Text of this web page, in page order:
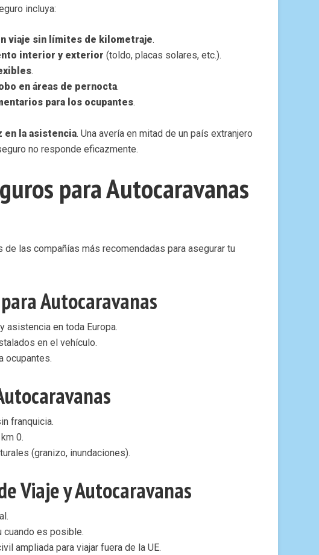
incluya:
viaje sin límites de kilometraje.
interior y exterior (toldo, placas solares, etc.).
.
en áreas de pernocta.
para los ocupantes.
en la asistencia. Una avería en mitad de un país extranjero
no responde eficazmente.
para Autocaravanas
de las compañías más recomendadas para asegurar tu
Autocaravanas
asistencia en toda Europa.
en el vehículo.
ocupantes.
franquicia.
0.
(granizo, inundaciones).
Viaje y Autocaravanas
cuando es posible.
ampliada para viajar fuera de la UE.